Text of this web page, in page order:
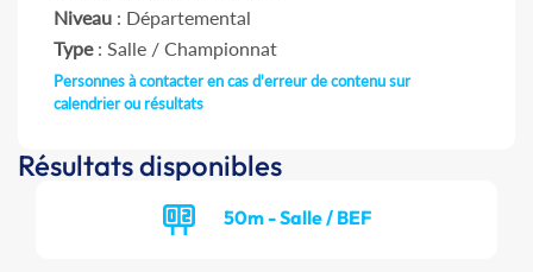
Niveau : Départemental
Type: Salle / Championnat
Personnes à contacter en cas d'erreur de contenu sur
calendrier ou résultats
Résultats disponibles
50m - Salle / BEF